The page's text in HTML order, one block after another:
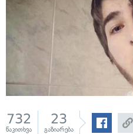
732
წაკითხვა
23
გაზიარება